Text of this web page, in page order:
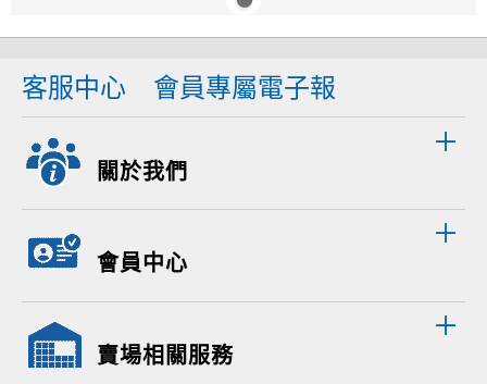
客服中心 會員專屬電子報
關於我們
會員中心
賣場相關服務